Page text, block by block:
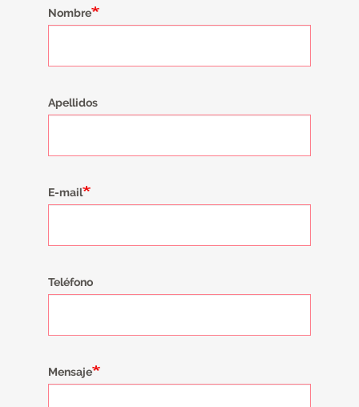
Nombre
Apellidos
E-mail
Teléfono
Mensaje